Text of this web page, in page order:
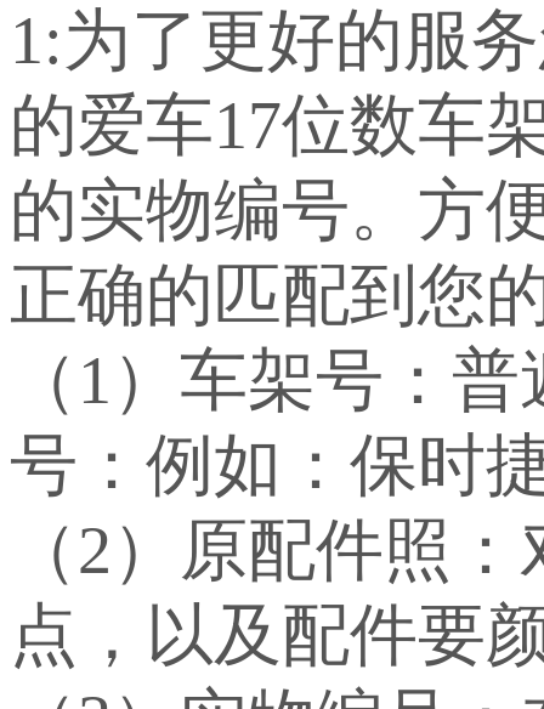
1:为了更好的服
的爱车17位数车
的实物编号。方
正确的匹配到您
（1）车架号：
号：例如：保时
（2）原配件照
点，以及配件要